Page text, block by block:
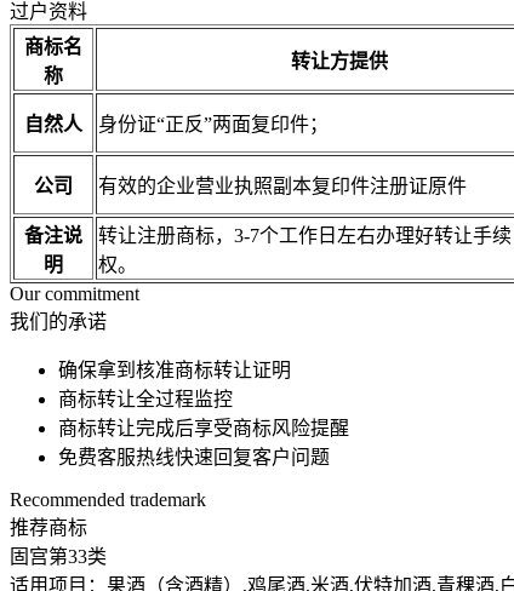
过户资料
商标名
称
转让方提供
自然人 身份证“正反”两面复印件；
公司 有效的企业营业执照副本复印件注册证原件
备注说
明
转让注册商标，3-7个工作日左右办理好转让手
权。
Our commitment
我们的承诺
确保拿到核准商标转让证明
商标转让全过程监控
商标转让完成后享受商标风险提醒
免费客服热线快速回复客户问题
Recommended trademark
推荐商标
固宫第33类
适用项目：果酒（含酒精）,鸡尾酒,米酒,伏特加酒,青稞酒,